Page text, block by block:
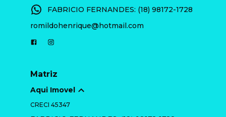
FABRICIO FERNANDES: (18) 98172-1728
romildohenrique@hotmail.com
Matriz
Aqui Imovel
CRECI 45347